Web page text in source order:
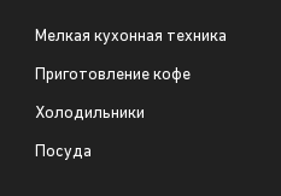
Мелкая кухонная техника
Приготовление кофе
Холодильники
Посуда